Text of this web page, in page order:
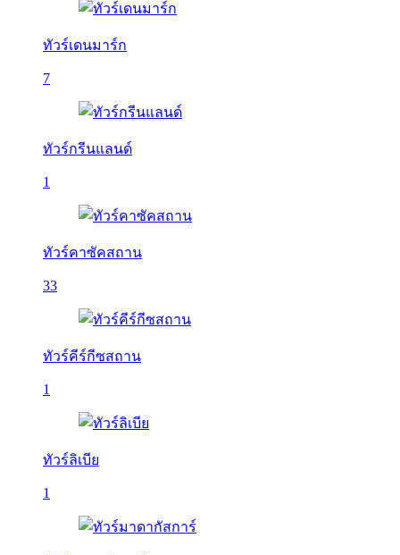
ทัวร์เดนมาร์ก
7
ทัวร์กรีนแลนด์
1
ทัวร์คาซัคสถาน
33
ทัวร์คีร์กีซสถาน
1
ทัวร์ลิเบีย
1